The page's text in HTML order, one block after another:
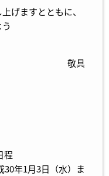
げますとともに、
敬具
程
年1月3日（水）ま